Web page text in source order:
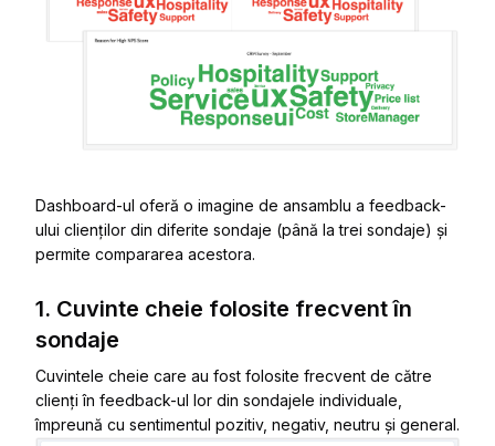
Dashboard-ul oferă o imagine de ansamblu a feedback-
ului clienților din diferite sondaje (până la trei sondaje) și
permite compararea acestora.
1. Cuvinte cheie folosite frecvent în
sondaje
Cuvintele cheie care au fost folosite frecvent de către
clienți în feedback-ul lor din sondajele individuale,
împreună cu sentimentul pozitiv, negativ, neutru și general.